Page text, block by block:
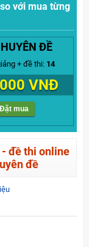
so với mua từng
ĐỀ
+ đề thi: 14
VNĐ
Đặt mua
- đề thi online
đề